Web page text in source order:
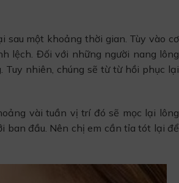
sau một khoảng thời gian. Tùy vào cơ
lệch. Đối với những người nang lông
nhiên, chúng sẽ từ từ hồi phục lại
vài tuần vị trí đó sẽ mọc lại lông
ban đầu. Nên chị em cần tỉa tót lại để